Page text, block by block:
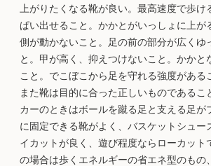
上がりたくなる靴が良い。最高速度で歩け
ぱい出せること。かかとがいっしょに上が
側が動かないこと。足の前の部分が広くゆ
と。甲が高く、抑えつけないこと。かかと
こと。でこぼこから足を守れる強度がある
また靴は目的に合った正しいものであるこ
カーのときはボールを蹴る足と支える足が
に固定できる靴がよく、バスケットシュー
イカットが良く、遊び程度ならローカット
の場合は歩くエネルギーの省エネ型のもの